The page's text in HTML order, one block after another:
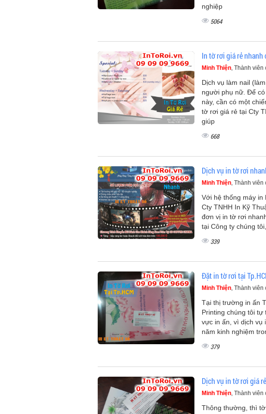
nghiệp
5064
In tờ rơi giá rẻ
Minh Thiện, Thành viên
Dịch vụ làm nail
người phụ nữ. Để
này, cần có một
tờ rơi giá rẻ tại Cty
giúp
668
Dịch vụ in tờ rơi
Minh Thiện, Thành viên
Với hệ thống máy in
Cty TNHH In Kỹ
đơn vị in tờ rơi
tại Công ty chúng
339
Đặt in tờ rơi tại
Minh Thiện, Thành viên
Tại thị trường in ấn
Printing chúng tôi
vực in ấn, vì dịch vụ
năm kinh nghiệm
379
Dịch vụ in tờ rơi giá
Minh Thiện, Thành viên
Thông thường, thì